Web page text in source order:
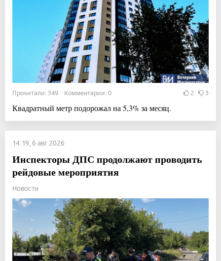
Прочитали: 549 Комментарии: 0 2 3
Квадратный метр подорожал на 5,3% за месяц.
14:19, 6 авг 2026
Инспекторы ДПС продолжают проводить
рейдовые мероприятия
Новости